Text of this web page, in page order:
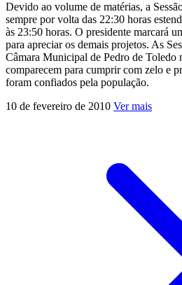
Devido ao volume de matérias, a
sempre por volta das 22:30 horas
às 23:50 horas. O presidente marcará
para apreciar os demais projetos. As
Câmara Municipal de Pedro de Toledo
comparecem para cumprir com zelo e
foram confiados pela população.
10 de fevereiro de 2010 Ver mais